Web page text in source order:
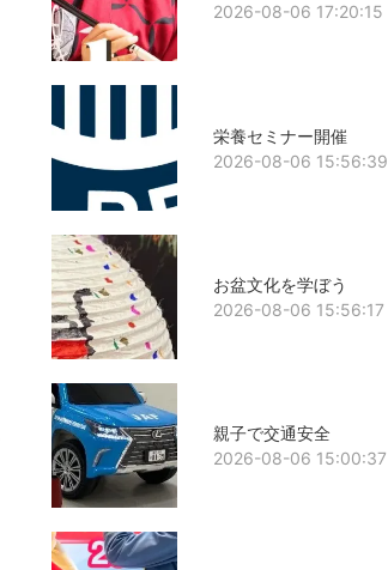
2026-08-06 17:20:15
栄養セミナー開催
2026-08-06 15:56:39
お盆文化を学ぼう
2026-08-06 15:56:17
親子で交通安全
2026-08-06 15:00:37